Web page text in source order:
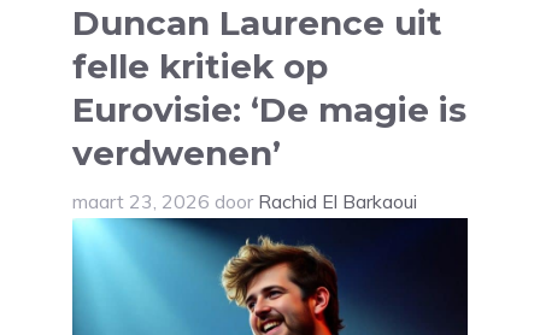
Duncan Laurence uit
felle kritiek op
Eurovisie: ‘De magie is
verdwenen’
maart 23, 2026 door Rachid El Barkaoui